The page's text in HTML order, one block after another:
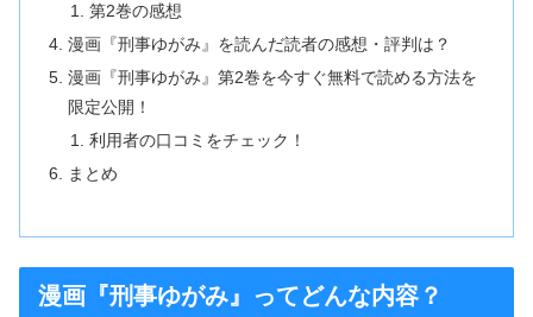
第2巻の感想
漫画『刑事ゆがみ』を読んだ読者の感想・評判は？
漫画『刑事ゆがみ』第2巻を今すぐ無料で読める方法を
限定公開！
利用者の口コミをチェック！
まとめ
漫画『刑事ゆがみ』ってどんな内容？